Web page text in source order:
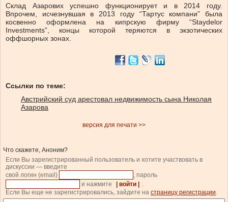
Склад Азарових успешно функционирует и в 2014 году.
Впрочем, исчезнувшая в 2013 году “Тартус компани” была
косвенно оформлена на кипрскую фирму “Staydelor
Investments”, концы которой теряются в экзотических
оффшорных зонах.
Ссылки по теме:
Австрийский суд арестовал недвижимость сына Николая
Азарова
версия для печати >>
Что скажете, Аноним?
Если Вы зарегистрированный пользователь и хотите участвовать в
дискуссии — введите
свой логин (email)
, пароль
и нажмите
| войти |
.
Если Вы еще не зарегистрировались, зайдите на страницу регистрации.